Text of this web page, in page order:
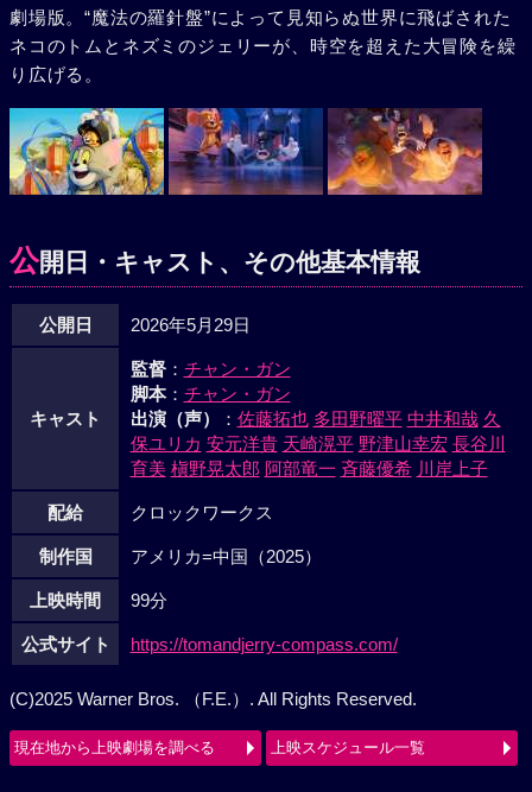
劇場版。“魔法の羅針盤”によって見知らぬ世界に飛ばされた
ネコのトムとネズミのジェリーが、時空を超えた大冒険を繰
り広げる。
公開日・キャスト、その他基本情報
公開日 2026年5月29日
キャスト
監督：チャン・ガン
脚本：チャン・ガン
出演（声）
：佐藤拓也 多田野曜平 中井和哉 久
保ユリカ 安元洋貴 天崎滉平 野津山幸宏 長谷川
育美 槇野晃太郎 阿部竜一 斉藤優希 川岸上子
配給 クロックワークス
制作国 アメリカ=中国（2025）
上映時間 99分
公式サイト https://tomandjerry-compass.com/
(C)2025 Warner Bros. （F.E.）. All Rights Reserved.
現在地から上映劇場を調べる 上映スケジュール一覧